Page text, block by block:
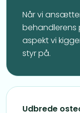
Når vi
behandlerens
aspekt vi
styr på.
Udbrede